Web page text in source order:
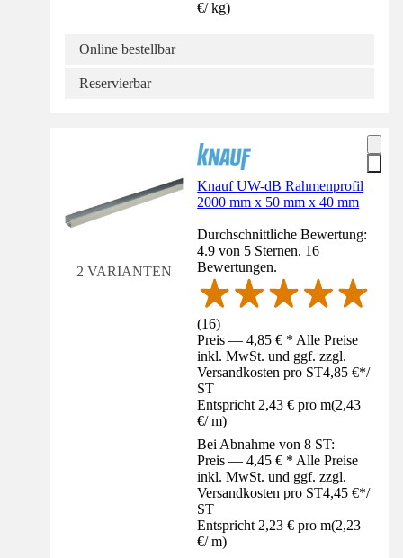
€/ kg)
Online bestellbar
Reservierbar
2 VARIANTEN
Knauf UW-dB Rahmenprofil
2000 mm x 50 mm x 40 mm
Durchschnittliche Bewertung:
4.9 von 5 Sternen. 16
Bewertungen.
(16)
Preis — 4,85 € * Alle Preise
inkl. MwSt. und ggf. zzgl.
Versandkosten pro ST4,85 €*/
ST
Entspricht 2,43 € pro m(2,43
€/ m)
Bei Abnahme von 8 ST:
Preis — 4,45 € * Alle Preise
inkl. MwSt. und ggf. zzgl.
Versandkosten pro ST4,45 €*/
ST
Entspricht 2,23 € pro m(2,23
€/ m)